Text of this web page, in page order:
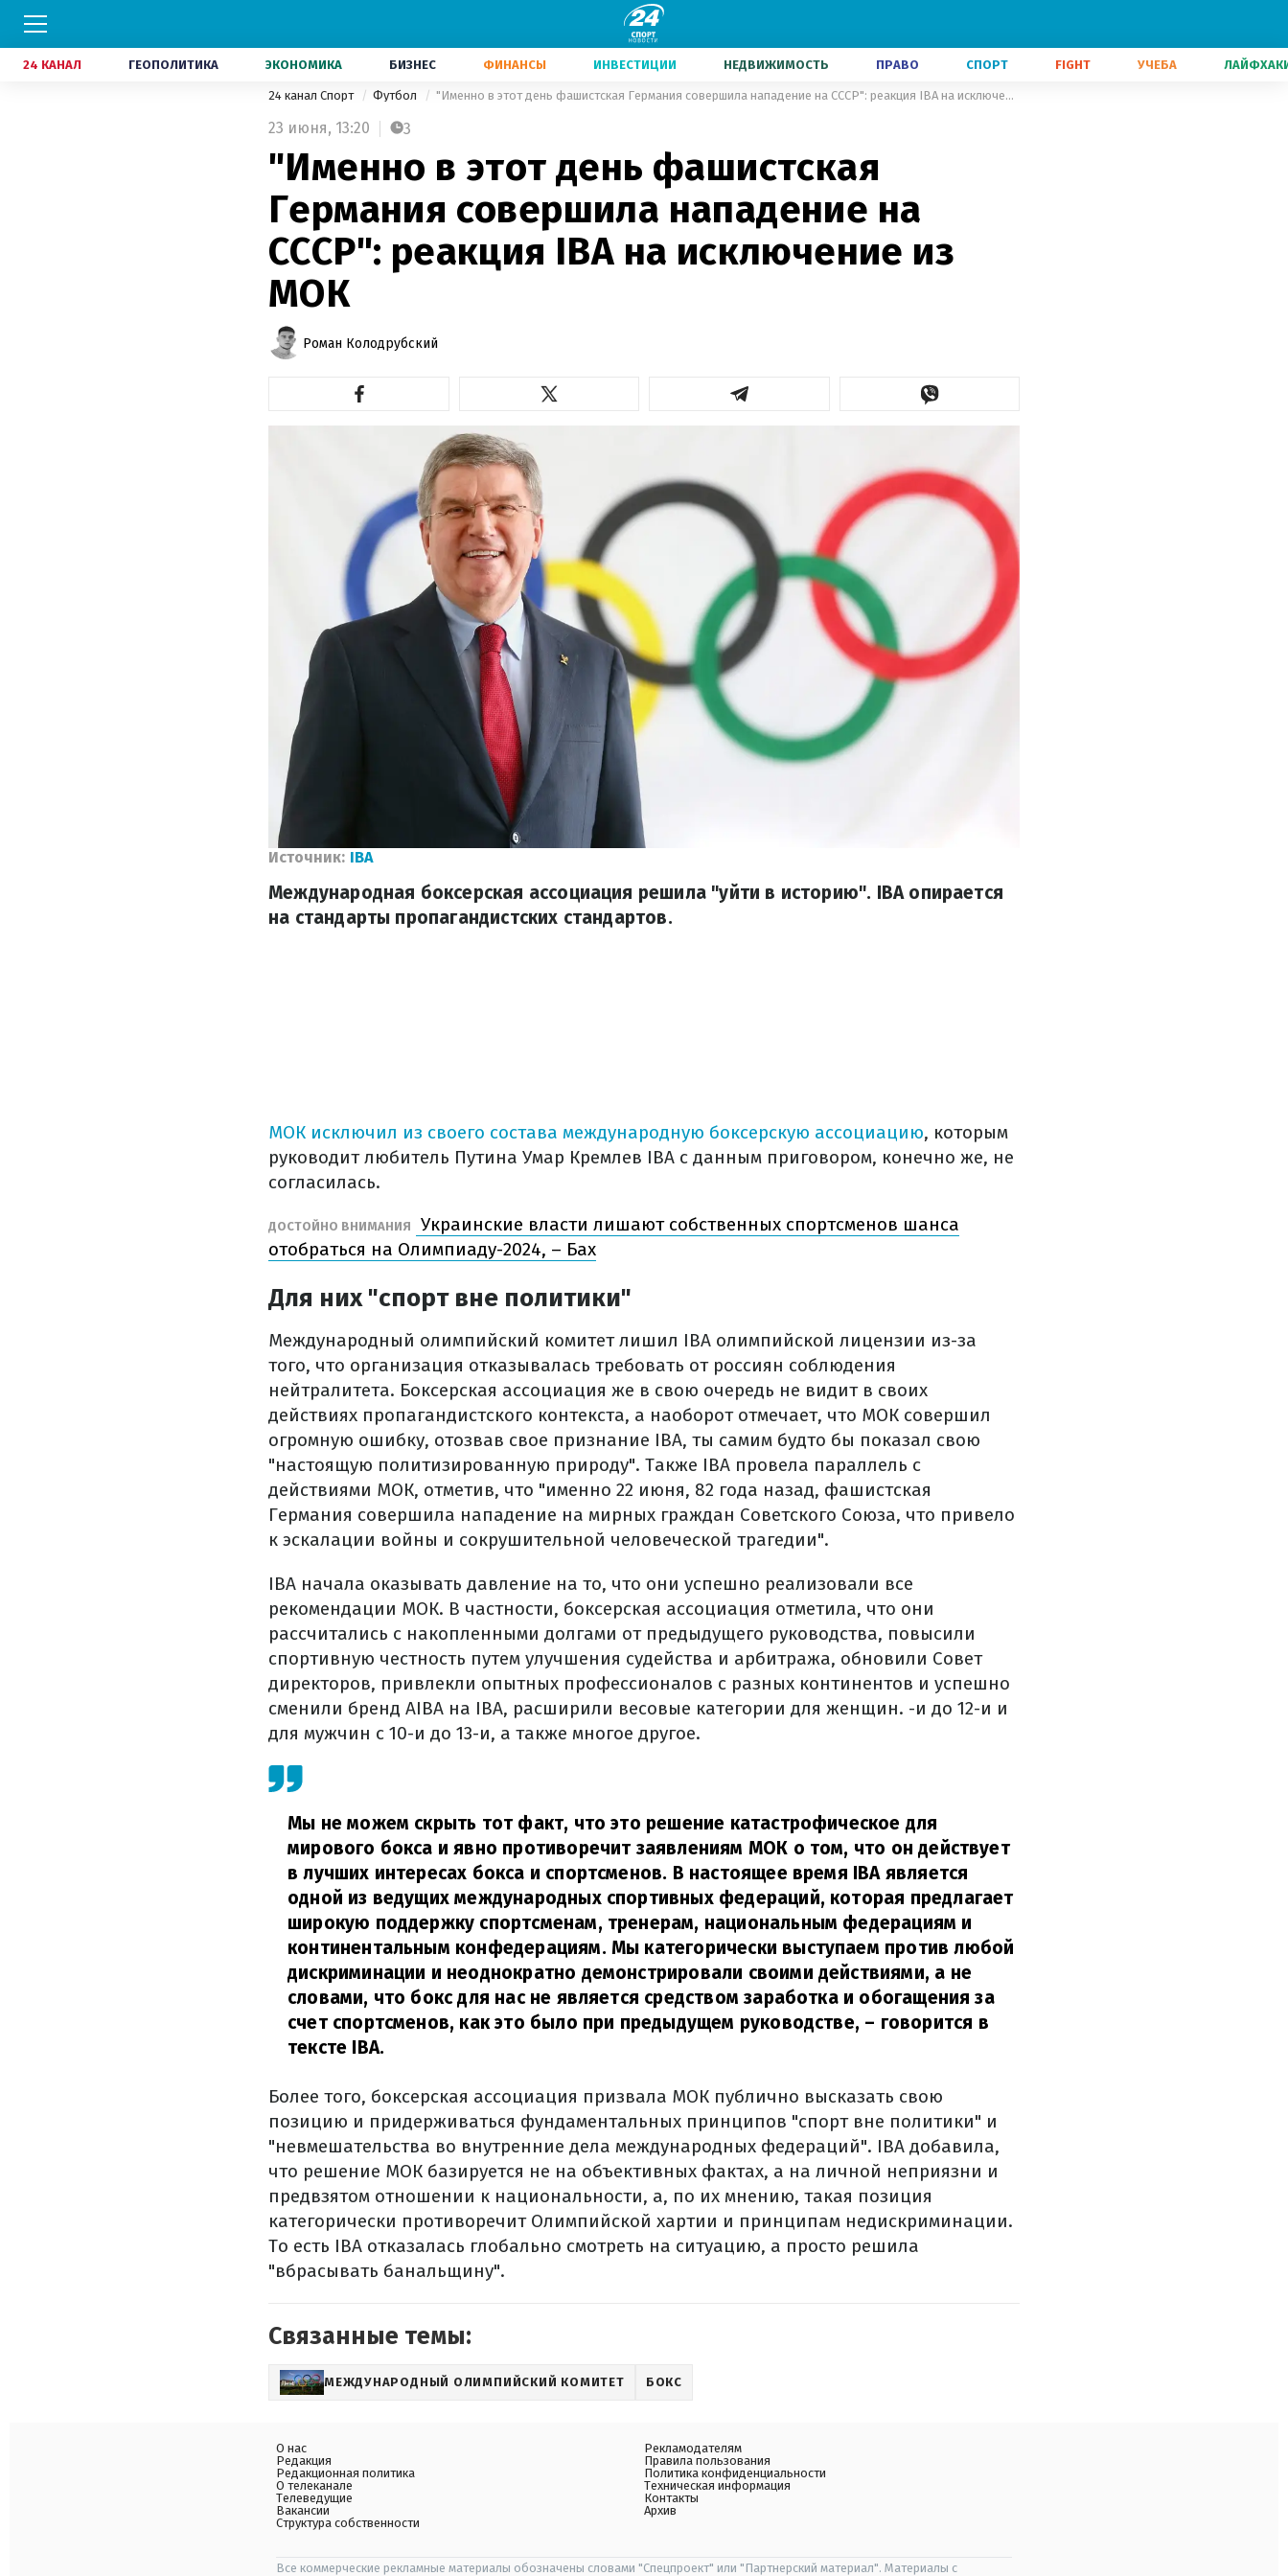
24 КАНАЛ ГЕОПОЛИТИКА ЭКОНОМИКА БИЗНЕС ФИНАНСЫ ИНВЕСТИЦИИ НЕДВИЖИМОСТЬ ПРАВО СПОРТ FIGHT УЧЕБА
24 канал Спорт Футбол "Именно в этот день фашистская Германия совершила нападение на СССР": реакция IBA на исключение из МОК
23 июня, 13:20 3
"Именно в этот день фашистская
Германия совершила нападение на
СССР": реакция IBA на исключение из
МОК
Роман Колодрубский
Источник: IBA
Международная боксерская ассоциация решила "уйти в историю". IBA опирается
на стандарты пропагандистских стандартов.
МОК исключил из своего состава международную боксерскую ассоциацию, которым
руководит любитель Путина Умар Кремлев IBA с данным приговором, конечно же, не
согласилась.
ДОСТОЙНО ВНИМАНИЯ
Украинские власти лишают собственных спортсменов шанса
отобраться на Олимпиаду-2024, – Бах
Для них "спорт вне политики"
Международный олимпийский комитет лишил IBA олимпийской лицензии из-за
того, что организация отказывалась требовать от россиян соблюдения
нейтралитета. Боксерская ассоциация же в свою очередь не видит в своих
действиях пропагандистского контекста, а наоборот отмечает, что МОК совершил
огромную ошибку, отозвав свое признание IBA, ты самим будто бы показал свою
"настоящую политизированную природу". Также IBA провела параллель с
действиями МОК, отметив, что "именно 22 июня, 82 года назад, фашистская
Германия совершила нападение на мирных граждан Советского Союза, что привело
к эскалации войны и сокрушительной человеческой трагедии".
IBA начала оказывать давление на то, что они успешно реализовали все
рекомендации МОК. В частности, боксерская ассоциация отметила, что они
рассчитались с накопленными долгами от предыдущего руководства, повысили
спортивную честность путем улучшения судейства и арбитража, обновили Совет
директоров, привлекли опытных профессионалов с разных континентов и успешно
сменили бренд AIBA на IBA, расширили весовые категории для женщин. -и до 12-и и
для мужчин с 10-и до 13-и, а также многое другое.
Мы не можем скрыть тот факт, что это решение катастрофическое для
мирового бокса и явно противоречит заявлениям МОК о том, что он действует
в лучших интересах бокса и спортсменов. В настоящее время IBA является
одной из ведущих международных спортивных федераций, которая предлагает
широкую поддержку спортсменам, тренерам, национальным федерациям и
континентальным конфедерациям. Мы категорически выступаем против любой
дискриминации и неоднократно демонстрировали своими действиями, а не
словами, что бокс для нас не является средством заработка и обогащения за
счет спортсменов, как это было при предыдущем руководстве, – говорится в
тексте IBA.
Более того, боксерская ассоциация призвала МОК публично высказать свою
позицию и придерживаться фундаментальных принципов "спорт вне политики" и
"невмешательства во внутренние дела международных федераций". IBA добавила,
что решение МОК базируется не на объективных фактах, а на личной неприязни и
предвзятом отношении к национальности, а, по их мнению, такая позиция
категорически противоречит Олимпийской хартии и принципам недискриминации.
То есть IBA отказалась глобально смотреть на ситуацию, а просто решила
"вбрасывать банальщину".
Связанные темы:
МЕЖДУНАРОДНЫЙ ОЛИМПИЙСКИЙ КОМИТЕТ БОКС
О нас
Редакция
Редакционная политика
О телеканале
Телеведущие
Вакансии
Структура собственности
Рекламодателям
Правила пользования
Политика конфиденциальности
Техническая информация
Контакты
Архив
Все коммерческие рекламные материалы обозначены словами "Спецпроект" или "Партнерский материал". Материалы с